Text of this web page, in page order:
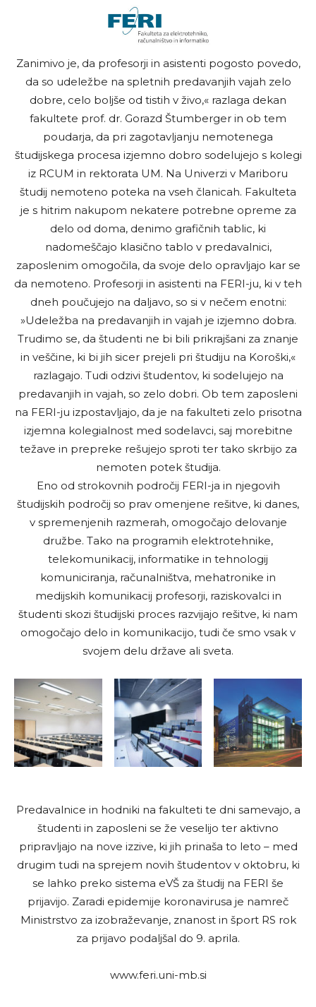
Zanimivo je, da profesorji in asistenti pogosto povedo,
da so udeležbe na spletnih predavanjih vajah zelo
dobre, celo boljše od tistih v živo,« razlaga dekan
fakultete prof. dr. Gorazd Štumberger in ob tem
poudarja, da pri zagotavljanju nemotenega
študijskega procesa izjemno dobro sodelujejo s kolegi
iz RCUM in rektorata UM. Na Univerzi v Mariboru
študij nemoteno poteka na vseh članicah. Fakulteta
je s hitrim nakupom nekatere potrebne opreme za
delo od doma, denimo grafičnih tablic, ki
nadomeščajo klasično tablo v predavalnici,
zaposlenim omogočila, da svoje delo opravljajo kar se
da nemoteno. Profesorji in asistenti na FERI-ju, ki v teh
dneh poučujejo na daljavo, so si v nečem enotni:
»Udeležba na predavanjih in vajah je izjemno dobra.
Trudimo se, da študenti ne bi bili prikrajšani za znanje
in veščine, ki bi jih sicer prejeli pri študiju na Koroški,«
razlagajo. Tudi odzivi študentov, ki sodelujejo na
predavanjih in vajah, so zelo dobri. Ob tem zaposleni
na FERI-ju izpostavljajo, da je na fakulteti zelo prisotna
izjemna kolegialnost med sodelavci, saj morebitne
težave in prepreke rešujejo sproti ter tako skrbijo za
nemoten potek študija.
Eno od strokovnih področij FERI-ja in njegovih
študijskih področij so prav omenjene rešitve, ki danes,
v spremenjenih razmerah, omogočajo delovanje
družbe. Tako na programih elektrotehnike,
telekomunikacij, informatike in tehnologij
komuniciranja, računalništva, mehatronike in
medijskih komunikacij profesorji, raziskovalci in
študenti skozi študijski proces razvijajo rešitve, ki nam
omogočajo delo in komunikacijo, tudi če smo vsak v
svojem delu države ali sveta.
Predavalnice in hodniki na fakulteti te dni samevajo, a
študenti in zaposleni se že veselijo ter aktivno
pripravljajo na nove izzive, ki jih prinaša to leto – med
drugim tudi na sprejem novih študentov v oktobru, ki
se lahko preko sistema eVŠ za študij na FERI še
prijavijo. Zaradi epidemije koronavirusa je namreč
Ministrstvo za izobraževanje, znanost in šport RS rok
za prijavo podaljšal do 9. aprila.
www.fe­ri.uni-mb.si